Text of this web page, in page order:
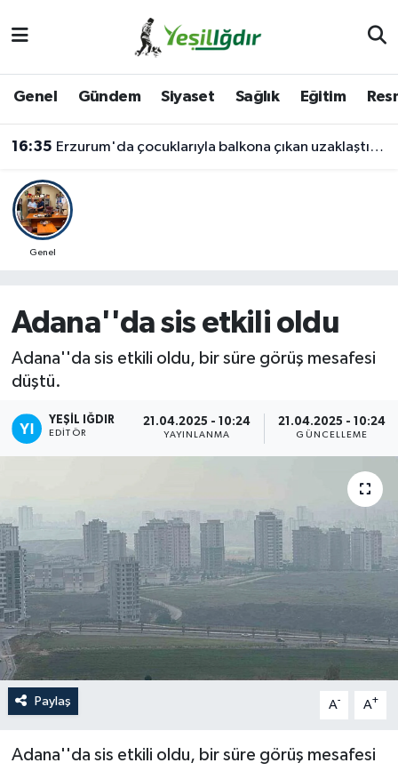
Genel Gündem Siyaset Sağlık Eğitim
16:35 Erzurum'da çocuklarıyla balkona çıkan uzaklaştırma kararlı koca ikna edildi
Genel
Adana''da sis etkili oldu
Adana''da sis etkili oldu, bir süre görüş mesafesi
düştü.
YEŞIL IĞDIR
EDITÖR
21.04.2025 - 10:24
YAYINLANMA
21.04.2025 - 10:24
GÜNCELLEME
Paylaş A- A+
Adana''da sis etkili oldu, bir süre görüş mesafesi
İğdir Namaz Vakitleri
Iğdır Trafik Yoğunluk Haritası
Süper Lig Puan Durumu ve Fikstür
Haber Arşivi